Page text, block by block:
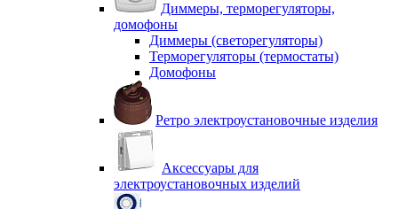
Диммеры, терморегуляторы,
домофоны
Диммеры (светорегуляторы)
Терморегуляторы (термостаты)
Домофоны
Ретро электроустановочные изделия
Аксессуары для
электроустановочных изделий